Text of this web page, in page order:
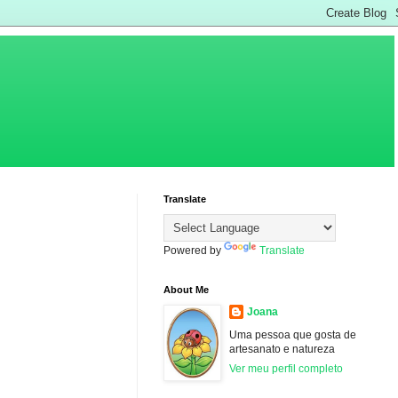
Translate
Powered by Translate
About Me
Joana
Uma pessoa que gosta de
artesanato e natureza
Ver meu perfil completo